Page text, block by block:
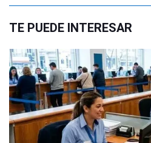
TE PUEDE INTERESAR